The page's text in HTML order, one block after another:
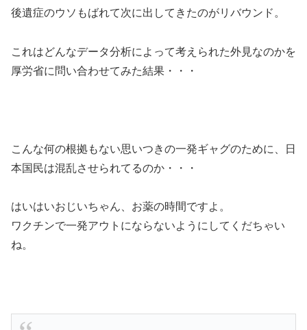
後遺症のウソもばれて次に出してきたのがリバウンド。
これはどんなデータ分析によって考えられた外見なのかを
厚労省に問い合わせてみた結果・・・
こんな何の根拠もない思いつきの一発ギャグのために、日
本国民は混乱させられてるのか・・・
はいはいおじいちゃん、お薬の時間ですよ。
ワクチンで一発アウトにならないようにしてくだちゃい
ね。